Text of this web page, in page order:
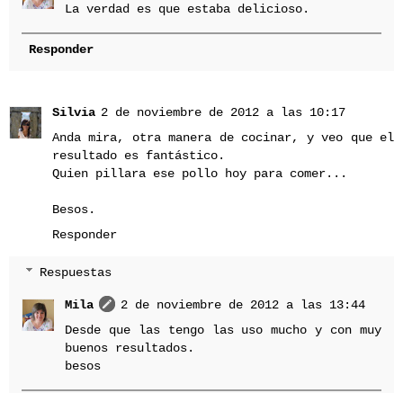
La verdad es que estaba delicioso.
Responder
Silvia 2 de noviembre de 2012 a las 10:17
Anda mira, otra manera de cocinar, y veo que el
resultado es fantástico.
Quien pillara ese pollo hoy para comer...
Besos.
Responder
Respuestas
Mila
2 de noviembre de 2012 a las 13:44
Desde que las tengo las uso mucho y con muy
buenos resultados.
besos